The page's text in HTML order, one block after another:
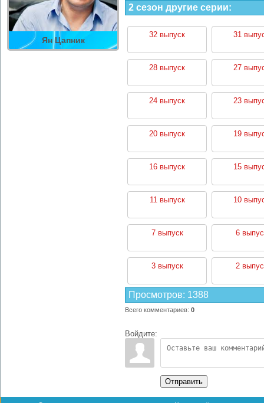
Ян Цапник
2 сезон другие серии:
32 выпуск 31
28 выпуск 27
24 выпуск 23
20 выпуск 19
16 выпуск 15
11 выпуск 10
7 выпуск 6
3 выпуск 2
Просмотров: 1388
Всего комментариев: 0
Войдите:
Отправить